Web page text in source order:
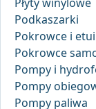
Podkaszarki
Pokrowce i
Pokrowce
Pompy i
Pompy
Pompy paliwa